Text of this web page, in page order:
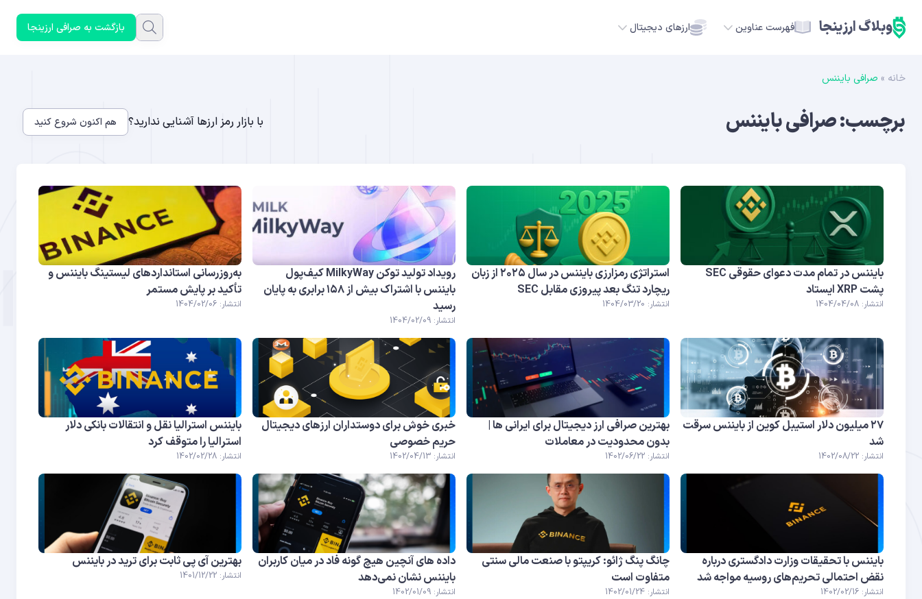
وبلاگ ارزینجا فهرست عناوین ارزهای دیجیتال
SOL
DOGE
ADA
بازگشت به صرافی ارزینجا
خانه » صرافی بایننس
برچسب:صرافی بایننس با بازار رمز ارزها آشنایی ندارید؟ هم اکنون شروع کنید
بایننس در تمام مدت دعوای حقوقی SEC
پشت XRP ایستاد
انتشار: 1404/04/08
استراتژی رمزارزی بایننس در سال ۲۰۲۵ از زبان
ریچارد تنگ بعد پیروزی مقابل SEC
انتشار: 1404/03/20
رویداد تولید توکن MilkyWay کیف‌پول
بایننس با اشتراک بیش از ۱۵۸ برابری به پایان
رسید
انتشار: 1404/02/09
به‌روزرسانی استانداردهای لیستینگ بایننس و
تأکید بر پایش مستمر
انتشار: 1404/02/06
۲۷ میلیون دلار استیبل کوین از بایننس سرقت
شد
انتشار: 1402/08/22
بهترین صرافی ارز دیجیتال برای ایرانی ها |
بدون محدودیت در معاملات
انتشار: 1402/06/22
خبری خوش برای دوستداران ارزهای دیجیتال
حریم خصوصی
انتشار: 1402/04/13
بایننس استرالیا نقل و انتقالات بانکی دلار
استرالیا را متوقف کرد
انتشار: 1402/02/28
بایننس با تحقیقات وزارت دادگستری درباره
نقض احتمالی تحریم‌های روسیه مواجه شد
انتشار: 1402/02/16
چانگ پنگ ژائو: کریپتو با صنعت مالی سنتی
متفاوت است
انتشار: 1402/01/24
داده های آنچین هیچ گونه فاد در میان کاربران
بایننس نشان نمی‌دهد
انتشار: 1402/01/09
بهترین آی پی ثابت برای ترید در بایننس
انتشار: 1401/12/22